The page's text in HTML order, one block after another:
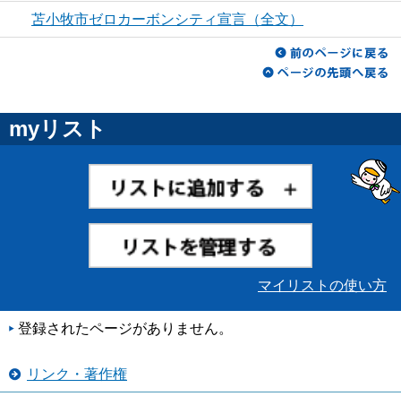
苫小牧市ゼロカーボンシティ宣言（全文）
myリスト
マイリストの使い方
登録されたページがありません。
リンク・著作権